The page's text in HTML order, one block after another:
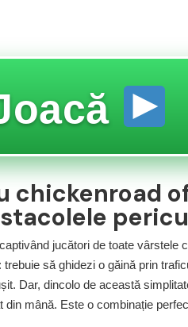
chickenroad
jucători de toate vârstele
să ghidezi o găină prin
Dar, dincolo de această
mână. Este o combinație